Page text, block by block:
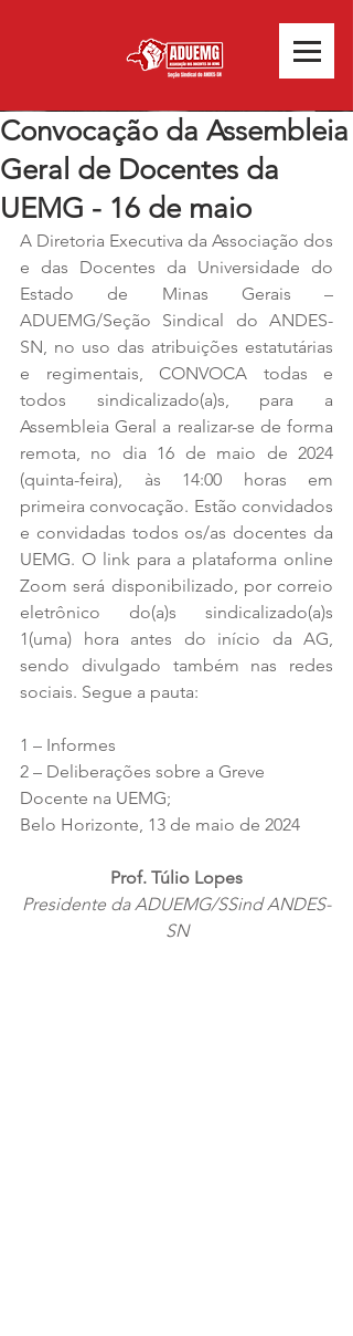
Convocação da Assembleia
Geral de Docentes da
UEMG - 16 de maio
A Diretoria Executiva da Associação dos
e das Docentes da Universidade do
Estado de Minas Gerais –
ADUEMG/Seção Sindical do ANDES-
SN, no uso das atribuições estatutárias
e regimentais, CONVOCA todas e
todos sindicalizado(a)s, para a
Assembleia Geral a realizar-se de forma
remota, no dia 16 de maio de 2024
(quinta-feira), às 14:00 horas em
primeira convocação. Estão convidados
e convidadas todos os/as docentes da
UEMG. O link para a plataforma online
Zoom será disponibilizado, por correio
eletrônico do(a)s sindicalizado(a)s
1(uma) hora antes do início da AG,
sendo divulgado também nas redes
sociais. Segue a pauta:
1 – Informes
2 – Deliberações sobre a Greve
Docente na UEMG;
Belo Horizonte, 13 de maio de 2024
Prof. Túlio Lopes
Presidente da ADUEMG/SSind ANDES-
SN